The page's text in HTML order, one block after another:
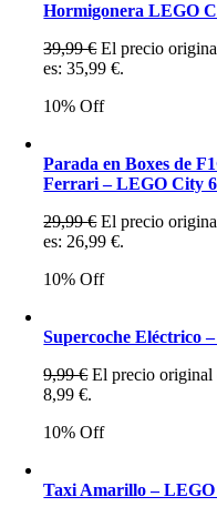
Hormigonera LEGO
39,99€ El precio
es: 35,99 €.
10% Off
Parada en Boxes de
Ferrari – LEGO City
29,99€ El precio
es: 26,99 €.
10% Off
Supercoche Eléctrico
9,99€ El precio original
8,99 €.
10% Off
Taxi Amarillo – LEGO